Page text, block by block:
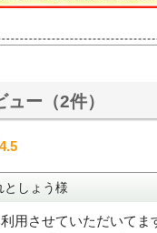
ー（2件）
4.5
としょう様
用させていただいてま